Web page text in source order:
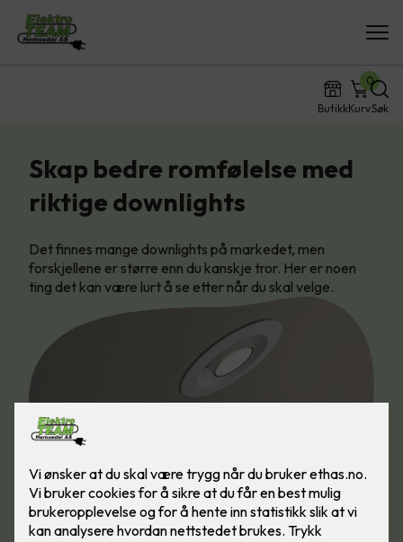
ButikkKurv
0
Søk
Skap bedre romfølelse med
riktige downlights
Det finnes mange downlights på markedet, men
forskjellene er større enn du kanskje tror. Her er noen
ting det kan være lurt å se etter når du skal velge.